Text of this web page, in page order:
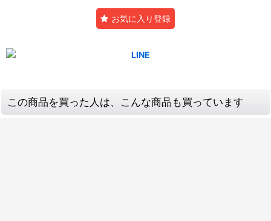
お気に入り登録
この商品を買った人は、こんな商品も買っています